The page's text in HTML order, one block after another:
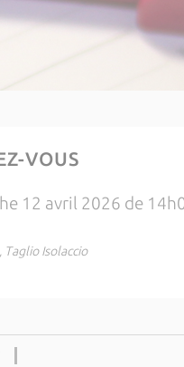
VOUS
12 avril 2026 de
Taglio Isolaccio